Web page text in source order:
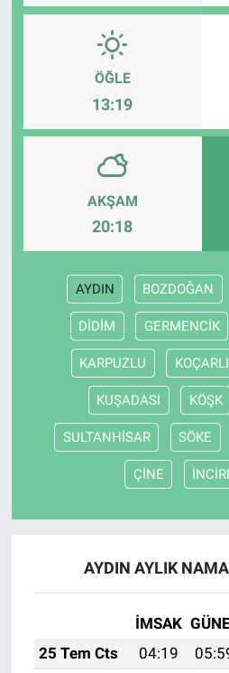
ÖĞLE
13:19
AKŞAM
20:18
AYDIN BOZDOĞAN
DİDİM GERMENCİK
KARPUZLU KOÇARLI
KUŞADASI KÖŞK
SULTANHİSAR SÖKE
ÇİNE
AYDIN AYLIK
İMSAK
25 Tem Cts
04:19
Tarım